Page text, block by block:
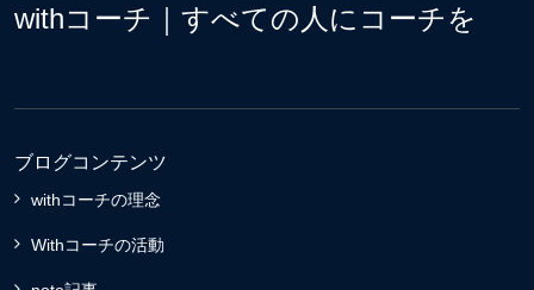
withコーチ｜すべての人にコーチを
ブログコンテンツ
withコーチの理念
Withコーチの活動